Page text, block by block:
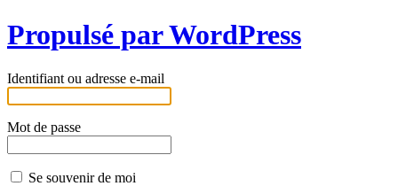
Propulsé par WordPress
Identifiant ou adresse e-mail
Mot de passe
Se souvenir de moi